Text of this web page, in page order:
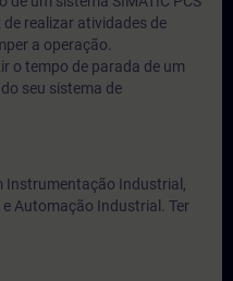
realizar atividades de
a operação.
o tempo de parada de um
seu sistema de
Instrumentação Industrial,
Automação Industrial. Ter